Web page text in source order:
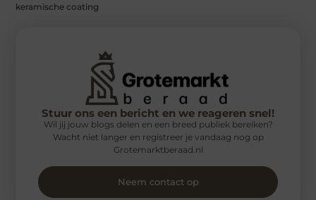
keramische coating
Stuur ons een bericht en we reageren snel!
Wil jij jouw blogs delen en een breed publiek bereiken?
Wacht niet langer en registreer je vandaag nog op
Grotemarktberaad.nl
Neem contact op